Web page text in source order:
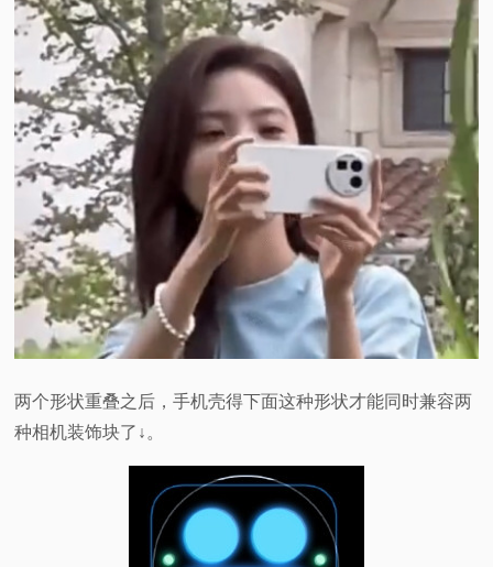
两个形状重叠之后，手机壳得下面这种形状才能同时兼容两
种相机装饰块了↓。